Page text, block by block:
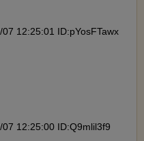
12:25:01 ID:pYosFTawx
12:25:00 ID:Q9mlil3f9